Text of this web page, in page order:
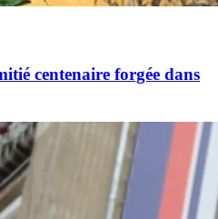
centenaire forgée dans